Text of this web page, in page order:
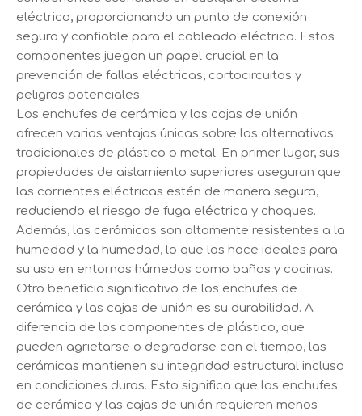
eléctrico, proporcionando un punto de conexión
seguro y confiable para el cableado eléctrico. Estos
componentes juegan un papel crucial en la
prevención de fallas eléctricas, cortocircuitos y
peligros potenciales.
Los enchufes de cerámica y las cajas de unión
ofrecen varias ventajas únicas sobre las alternativas
tradicionales de plástico o metal. En primer lugar, sus
propiedades de aislamiento superiores aseguran que
las corrientes eléctricas estén de manera segura,
reduciendo el riesgo de fuga eléctrica y choques.
Además, las cerámicas son altamente resistentes a la
humedad y la humedad, lo que las hace ideales para
su uso en entornos húmedos como baños y cocinas.
Otro beneficio significativo de los enchufes de
cerámica y las cajas de unión es su durabilidad. A
diferencia de los componentes de plástico, que
pueden agrietarse o degradarse con el tiempo, las
cerámicas mantienen su integridad estructural incluso
en condiciones duras. Esto significa que los enchufes
de cerámica y las cajas de unión requieren menos